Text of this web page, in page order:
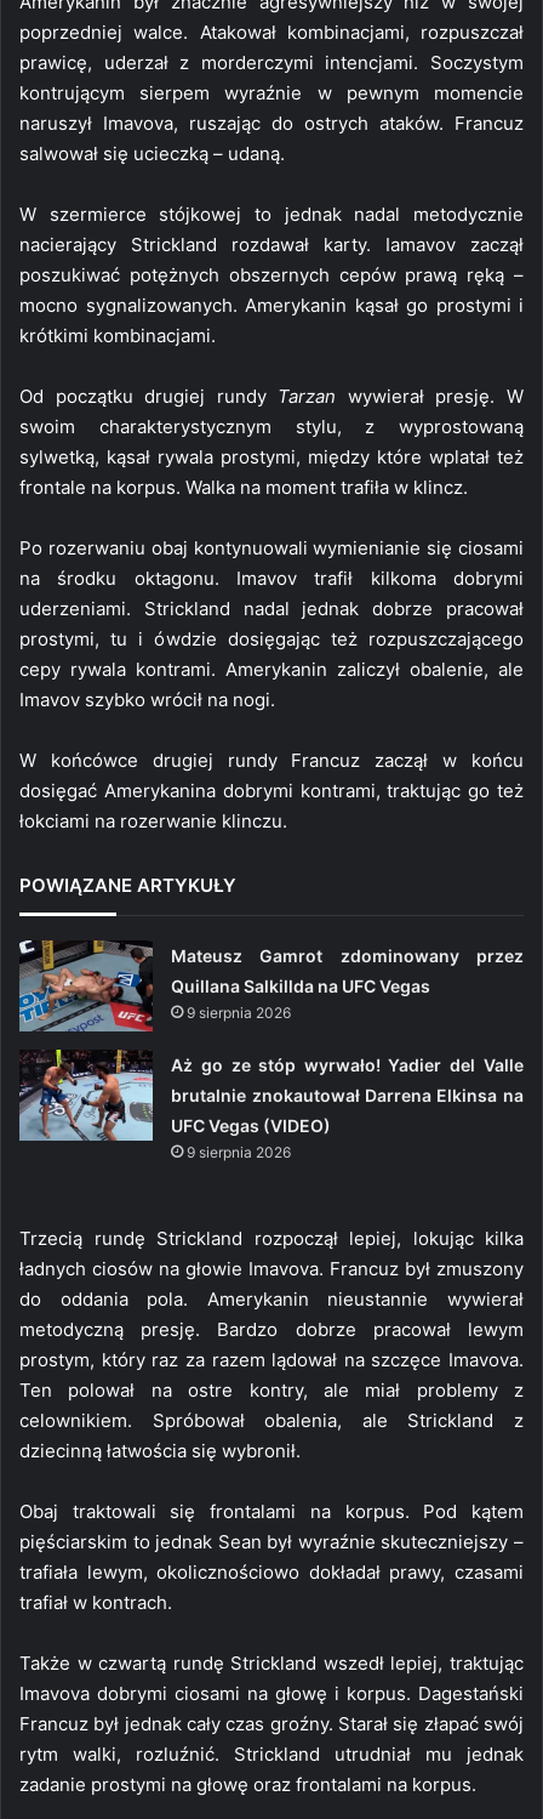
poprzedniej walce. Atakował kombinacjami, rozpuszczał
prawicę, uderzał z morderczymi intencjami. Soczystym
kontrującym sierpem wyraźnie w pewnym momencie
naruszył Imavova, ruszając do ostrych ataków. Francuz
salwował się ucieczką – udaną.
W szermierce stójkowej to jednak nadal metodycznie
nacierający Strickland rozdawał karty. Iamavov zaczął
poszukiwać potężnych obszernych cepów prawą ręką –
mocno sygnalizowanych. Amerykanin kąsał go prostymi i
krótkimi kombinacjami.
Od początku drugiej rundy Tarzan wywierał presję. W
swoim charakterystycznym stylu, z wyprostowaną
sylwetką, kąsał rywala prostymi, między które wplatał też
frontale na korpus. Walka na moment trafiła w klincz.
Po rozerwaniu obaj kontynuowali wymienianie się ciosami
na środku oktagonu. Imavov trafił kilkoma dobrymi
uderzeniami. Strickland nadal jednak dobrze pracował
prostymi, tu i ówdzie dosięgając też rozpuszczającego
cepy rywala kontrami. Amerykanin zaliczył obalenie, ale
Imavov szybko wrócił na nogi.
W końcówce drugiej rundy Francuz zaczął w końcu
dosięgać Amerykanina dobrymi kontrami, traktując go też
łokciami na rozerwanie klinczu.
POWIĄZANE ARTYKUŁY
Mateusz Gamrot zdominowany przez
Quillana Salkillda na UFC Vegas
9 sierpnia 2026
Aż go ze stóp wyrwało! Yadier del Valle
brutalnie znokautował Darrena Elkinsa na
UFC Vegas (VIDEO)
9 sierpnia 2026
Trzecią rundę Strickland rozpoczął lepiej, lokując kilka
ładnych ciosów na głowie Imavova. Francuz był zmuszony
do oddania pola. Amerykanin nieustannie wywierał
metodyczną presję. Bardzo dobrze pracował lewym
prostym, który raz za razem lądował na szczęce Imavova.
Ten polował na ostre kontry, ale miał problemy z
celownikiem. Spróbował obalenia, ale Strickland z
dziecinną łatwościa się wybronił.
Obaj traktowali się frontalami na korpus. Pod kątem
pięściarskim to jednak Sean był wyraźnie skuteczniejszy –
trafiała lewym, okolicznościowo dokładał prawy, czasami
trafiał w kontrach.
Także w czwartą rundę Strickland wszedł lepiej, traktując
Imavova dobrymi ciosami na głowę i korpus. Dagestański
Francuz był jednak cały czas groźny. Starał się złapać swój
rytm walki, rozluźnić. Strickland utrudniał mu jednak
zadanie prostymi na głowę oraz frontalami na korpus.